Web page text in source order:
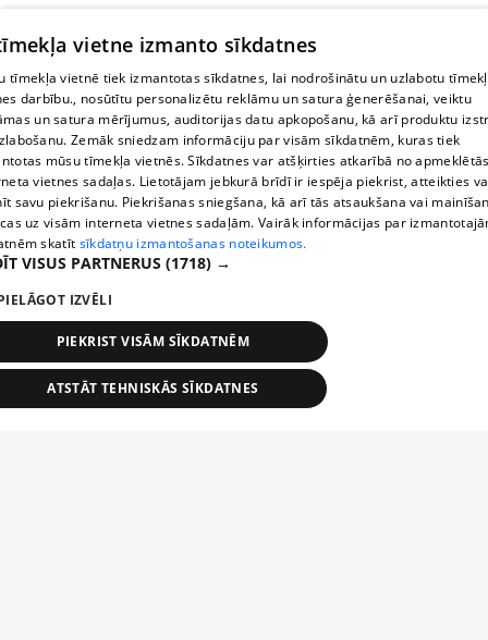
vietne izmanto sīkdatnes
tīmekļa vietnē tiek izmantotas sīkdatnes, lai nodrošinātu un uzlabotu
darbību., nosūtītu personalizētu reklāmu un satura ģenerēšanai, veiktu
un satura mērījumus, auditorijas datu apkopošanu, kā arī produktu
Zemāk sniedzam informāciju par visām sīkdatnēm, kuras tiek
mūsu tīmekļa vietnēs. Sīkdatnes var atšķirties atkarībā no
vietnes sadaļas. Lietotājam jebkurā brīdī ir iespēja piekrist, atteikties
savu piekrišanu. Piekrišanas sniegšana, kā arī tās atsaukšana vai
uz visām interneta vietnes sadaļām. Vairāk informācijas par
skatīt sīkdatņu izmantošanas noteikumos.
VISUS PARTNERUS (1718) →
IZVĒLI
PIEKRIST VISĀM SĪKDATNĒM
ATSTĀT TEHNISKĀS SĪKDATNES